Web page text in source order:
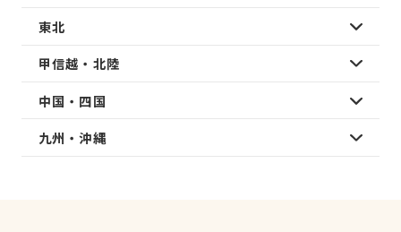
東北
甲信越・北陸
中国・四国
九州・沖縄